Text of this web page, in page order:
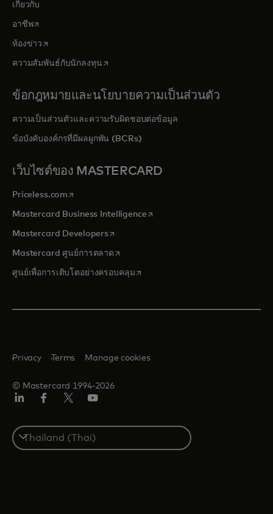
เกี่ยวกับ
อาชีพopens in a new tab
ห้องข่าว opens in a new tab
ความสัมพันธ์กับนักลงทุนopens in a new tab
ข้อกฎหมายและนโยบายความเป็นส่วนตัว
ความเป็นส่วนตัวและความรับผิดชอบต่อข้อมูล
ข้อบังคับองค์กรที่มีผลผูกพัน (BCRs)
เว็บไซต์ของ MASTERCARD
Priceless.com opens in a new tab
Mastercard Business Intelligenceopens in a new tab
Mastercard Developersopens in a new tab
Mastercard ศูนย์การตลาด opens in a new tab
ศูนย์เพื่อการเติบโตอย่างครอบคลุมopens in a new tab
© Mastercard 1994-2026
Privacy Terms Manage cookies
Select
a
country
เตอร์/
เอ็กซ์